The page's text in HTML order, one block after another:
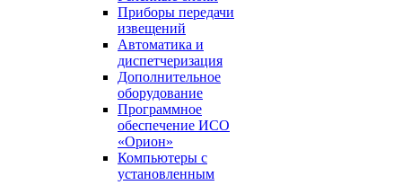
Приборы передачи
извещений
Автоматика и
диспетчеризация
Дополнительное
оборудование
Программное
обеспечение ИСО
«Орион»
Компьютеры с
установленным